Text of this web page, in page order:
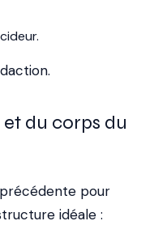
du corps du
pour
idéale :